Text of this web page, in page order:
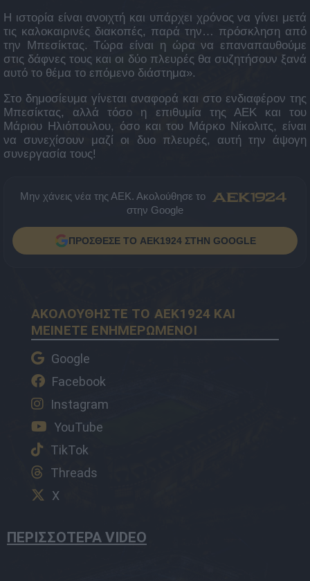
Η ιστορία είναι ανοιχτή και υπάρχει χρόνος να γίνει μετά
τις καλοκαιρινές διακοπές, παρά την… πρόσκληση από
την Μπεσίκτας. Τώρα είναι η ώρα να επαναπαυθούμε
στις δάφνες τους και οι δύο πλευρές θα συζητήσουν ξανά
αυτό το θέμα το επόμενο διάστημα».
Στο δημοσίευμα γίνεται αναφορά και στο ενδιαφέρον της
Μπεσίκτας, αλλά τόσο η επιθυμία της ΑΕΚ και του
Μάριου Ηλιόπουλου, όσο και του Μάρκο Νίκολιτς, είναι
να συνεχίσουν μαζί οι δυο πλευρές, αυτή την άψογη
συνεργασία τους!
Μην χάνεις νέα της ΑΕΚ. Ακολούθησε το
στην Google
ΠΡΟΣΘΕΣΕ ΤΟ AEK1924 ΣΤΗΝ GOOGLE
ΑΚΟΛΟΥΘΗΣΤΕ ΤΟ AEK1924 ΚΑΙ
ΜΕΙΝΕΤΕ ΕΝΗΜΕΡΩΜΕΝΟΙ
Google
Facebook
Instagram
YouTube
TikTok
Threads
X
ΠΕΡΙΣΣΟΤΕΡΑ VIDEO